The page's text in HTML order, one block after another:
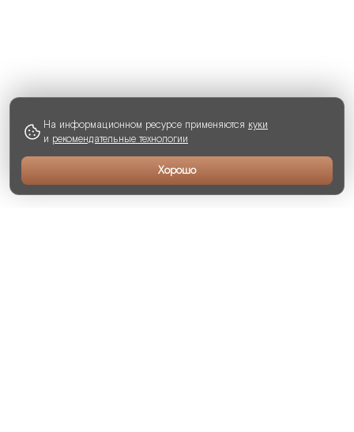
На информационном ресурсе применяются куки
и рекомендательные технологии
Хорошо